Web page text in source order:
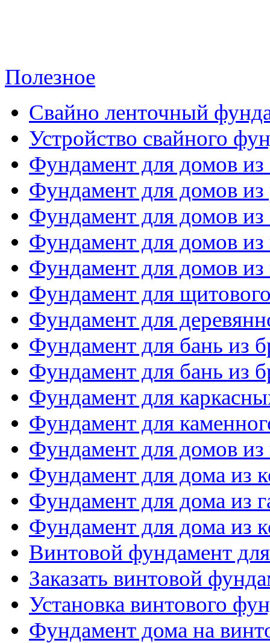
Полезное
Свайно ленточный
Устройство свайного
Фундамент для домов из
Фундамент для домов из
Фундамент для домов
Фундамент для домов
Фундамент для домов из
Фундамент для
Фундамент для
Фундамент для бань из
Фундамент для бань из
Фундамент для
Фундамент для
Фундамент для домов из
Фундамент для дома из
Фундамент для дома из
Фундамент для дома из
Винтовой фундамент для
Заказать винтовой
Установка винтового
Фундамент дома на